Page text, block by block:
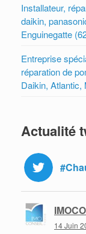
Installateur,
daikin,
Enguinegatte
Entreprise
réparation de
Daikin, Atlantic,
Actualité
14 Juin